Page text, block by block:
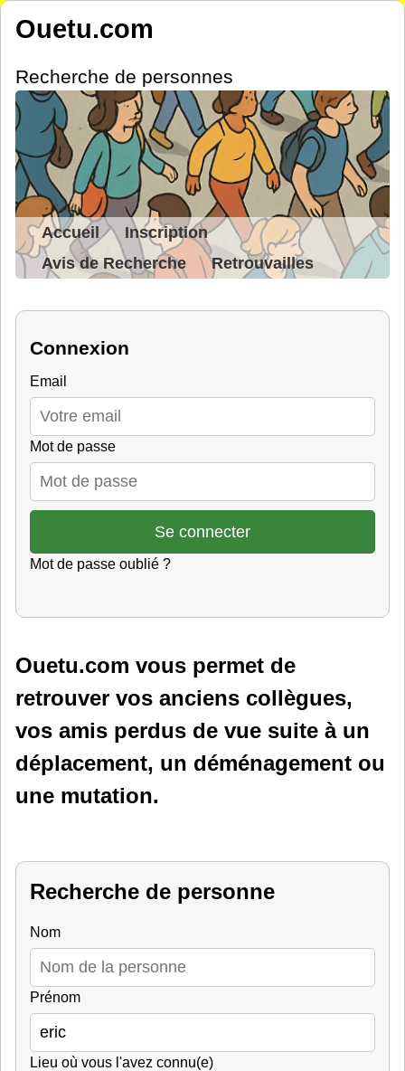
Ouetu.com
Recherche de personnes
Accueil
Inscription
Avis de Recherche
Retrouvailles
Connexion
Email
Mot de passe
Mot de passe oublié ?
Ouetu.com vous permet de
retrouver vos anciens collègues,
vos amis perdus de vue suite à un
déplacement, un déménagement ou
une mutation.
Recherche de personne
Nom
Prénom
Lieu où vous l'avez connu(e)